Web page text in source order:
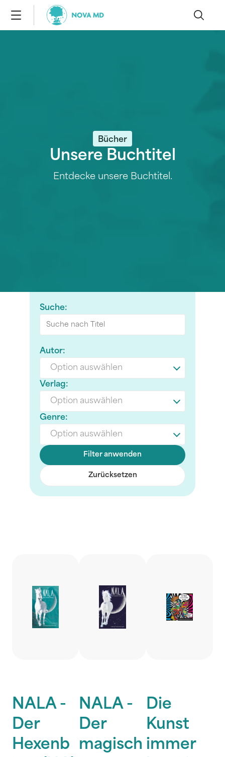
Bücher
Unsere Buchtitel
Entdecke unsere Buchtitel.
Suche:
Autor:
Option auswählen
Verlag:
Option auswählen
Genre:
Option auswählen
Filter anwenden
Zurücksetzen
NALA -
Der
Hexenb
NALA -
Der
magisch
Die
Kunst
immer